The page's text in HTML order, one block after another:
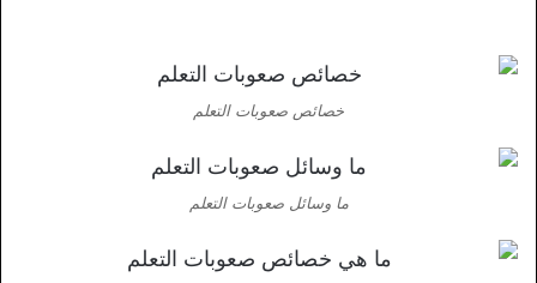
خصائص صعوبات التعلم
ما وسائل صعوبات التعلم